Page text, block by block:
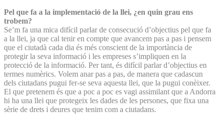
Pel que fa a la implementació de la llei, ¿en quin grau ens
trobem?
Se’m fa una mica difícil parlar de consecució d’objectius pel que fa
a la llei, ja que cal tenir en compte que avancem pas a pas i pensem
que el ciutadà cada dia és més conscient de la importància de
protegir la seva informació i les empreses s’impliquen en la
protecció de la informació. Per tant, és difícil parlar d’objectius en
termes numèrics. Volem anar pas a pas, de manera que cadascun
dels ciutadans pugui fer-se seva aquesta llei, que la pugui conèixer.
El que pretenem és que a poc a poc es vagi assimilant que a Andorra
hi ha una llei que protegeix les dades de les persones, que fixa una
sèrie de drets i deures que tenim com a ciutadans.